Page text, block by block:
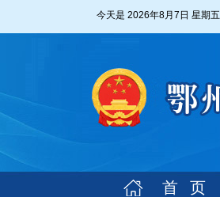
今天是 2026年8月7日 星期五
首 页